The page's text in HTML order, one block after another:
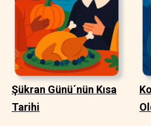
Şükran Günü´nün Kısa
Tarihi